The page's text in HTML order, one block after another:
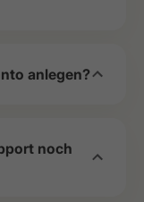
anlegen?
noch